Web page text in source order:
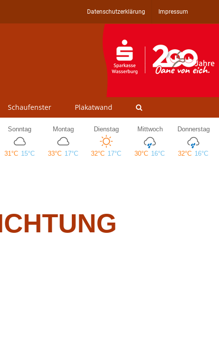
Datenschutzerklärung Impressum
Schaufenster Plakatwand